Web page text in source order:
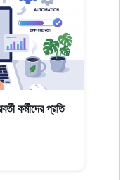
কর্মীদের প্রতি